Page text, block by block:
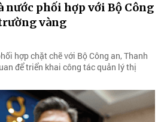
nước phối hợp với Bộ Công
vàng
hợp chặt chẽ với Bộ Công an, Thanh
để triển khai công tác quản lý thị